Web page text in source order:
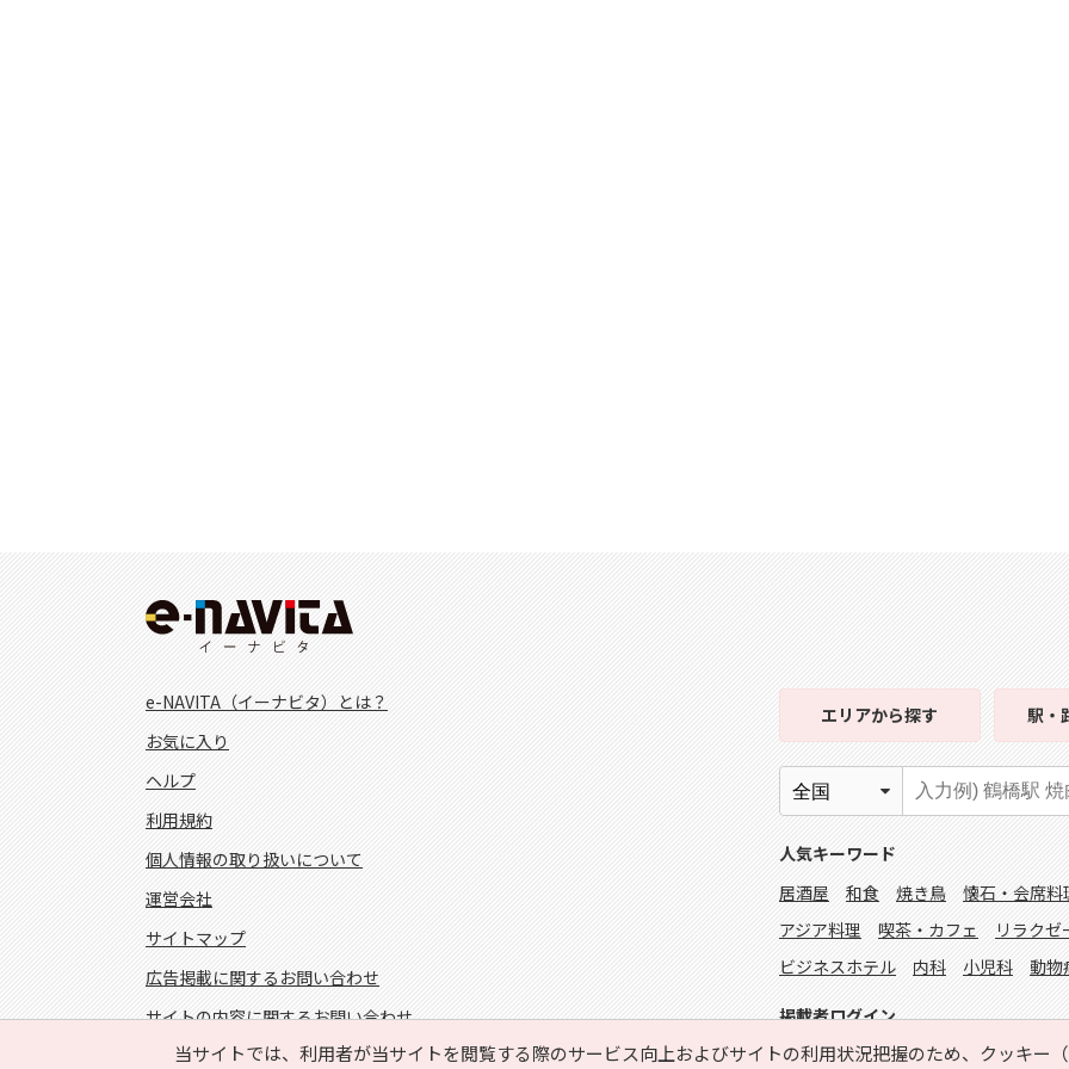
当サイトでは、利用者が当サイトを閲覧する際のサービス向上およびサイトの利用状況把握のため、クッキー
e-NAVITA（イーナビタ）とは？
お気に入り
ヘルプ
利用規約
個人情報の取り扱いについて
運営会社
サイトマップ
広告掲載に関するお問い合わせ
サイトの内容に関するお問い合わせ
エリアから探す 駅・
人気キーワード
居酒屋
和食 焼き鳥 懐石・会席料
アジア料理
喫茶・カフェ リラクゼ
ビジネスホテル
内科 小児科 動物
掲載者ログイン